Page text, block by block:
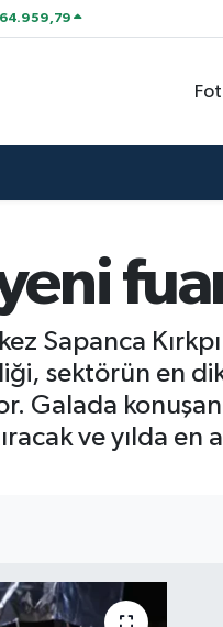
64.959,79
Sapanca
sektörün en
Galada
ve yılda en